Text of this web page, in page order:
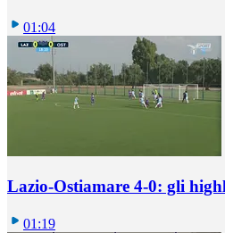
01:04
Lazio-Ostiamare 4-0: gli
01:19